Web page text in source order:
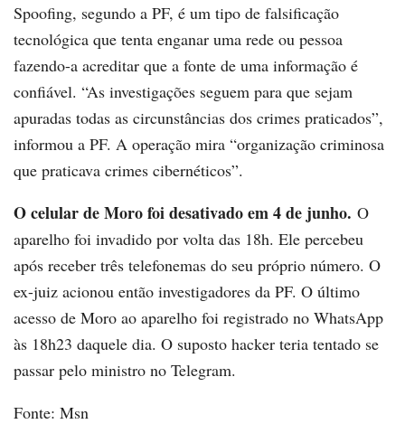
Spoofing, segundo a PF, é um tipo de falsificação
tecnológica que tenta enganar uma rede ou pessoa
fazendo-a acreditar que a fonte de uma informação é
confiável. “As investigações seguem para que sejam
apuradas todas as circunstâncias dos crimes praticados”,
informou a PF. A operação mira “organização criminosa
que praticava crimes cibernéticos”.
O celular de Moro foi desativado em 4 de junho. O
aparelho foi invadido por volta das 18h. Ele percebeu
após receber três telefonemas do seu próprio número. O
ex-juiz acionou então investigadores da PF. O último
acesso de Moro ao aparelho foi registrado no WhatsApp
às 18h23 daquele dia. O suposto hacker teria tentado se
passar pelo ministro no Telegram.
Fonte: Msn